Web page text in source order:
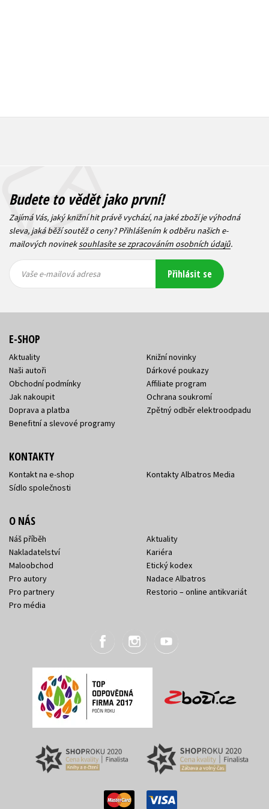
Budete to vědět jako první!
Zajímá Vás, jaký knižní hit právě vychází, na jaké zboží je výhodná
sleva, jaká běží soutěž o ceny? Přihlášením k odběru našich e-
mailových novineksouhlasíte se zpracováním osobních údajů.
mailová
mailová
Vaše e-mailová adresa Přihlásit se
E-SHOP
Aktuality
Naši autoři
Obchodní podmínky
Jak nakoupit
Doprava a platba
Benefitní a slevové programy
Knižní novinky
Dárkové poukazy
Affiliate program
Ochrana soukromí
Zpětný odběr elektroodpadu
KONTAKTY
Kontakt na e-shop
Sídlo společnosti
Kontakty Albatros Media
O NÁS
Náš příběh
Nakladatelství
Maloobchod
Pro autory
Pro partnery
Pro média
Aktuality
Kariéra
Etický kodex
Nadace Albatros
Restorio – online antikvariát